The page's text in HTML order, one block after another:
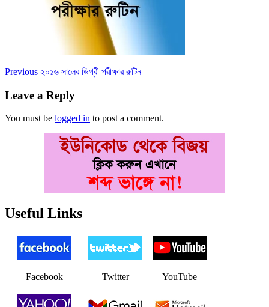
Post
navigation
Previous Previous
২০১৬ সালের ডিগ্রী পরীক্ষার রুটিন
Leave a Reply
You must be logged in to post a comment.
Useful Links
Facebook Twitter YouTube